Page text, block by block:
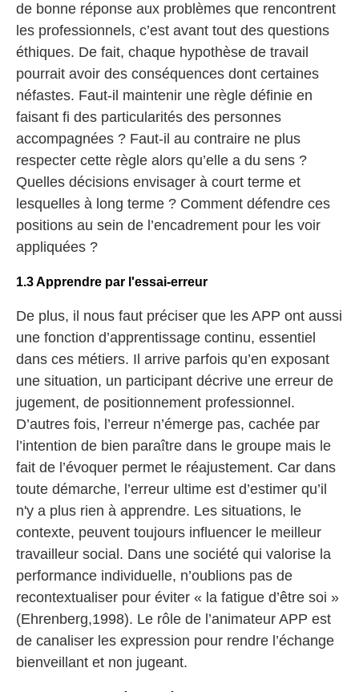
de bonne réponse aux problèmes que rencontrent
les professionnels, c’est avant tout des questions
éthiques. De fait, chaque hypothèse de travail
pourrait avoir des conséquences dont certaines
néfastes. Faut-il maintenir une règle définie en
faisant fi des particularités des personnes
accompagnées ? Faut-il au contraire ne plus
respecter cette règle alors qu’elle a du sens ?
Quelles décisions envisager à court terme et
lesquelles à long terme ? Comment défendre ces
positions au sein de l’encadrement pour les voir
appliquées ?
1.3 Apprendre par l'essai-erreur
De plus, il nous faut préciser que les APP ont aussi
une fonction d’apprentissage continu, essentiel
dans ces métiers. Il arrive parfois qu’en exposant
une situation, un participant décrive une erreur de
jugement, de positionnement professionnel.
D’autres fois, l’erreur n’émerge pas, cachée par
l’intention de bien paraître dans le groupe mais le
fait de l’évoquer permet le réajustement. Car dans
toute démarche, l’erreur ultime est d’estimer qu’il
n'y a plus rien à apprendre. Les situations, le
contexte, peuvent toujours influencer le meilleur
travailleur social. Dans une société qui valorise la
performance individuelle, n’oublions pas de
recontextualiser pour éviter « la fatigue d’être soi »
(Ehrenberg,1998). Le rôle de l’animateur APP est
de canaliser les expression pour rendre l’échange
bienveillant et non jugeant.